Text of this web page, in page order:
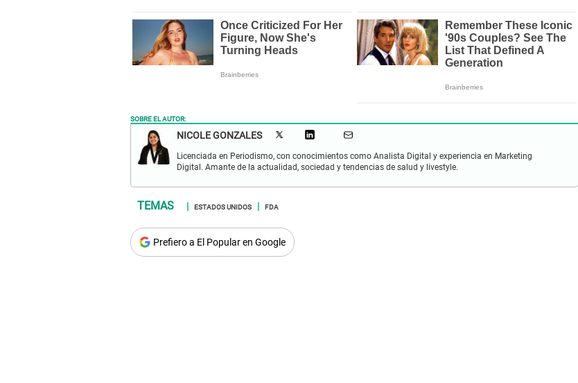
SOBRE EL AUTOR:
NICOLE GONZALES
Licenciada en Periodismo, con conocimientos como Analista Digital y experiencia en Marketing
Digital. Amante de la actualidad, sociedad y tendencias de salud y livestyle.
ESTADOS UNIDOS FDA
Prefiero a El Popular en Google